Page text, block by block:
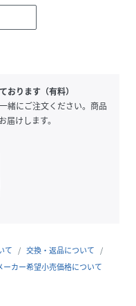
のお使いのPCの
おります（有料）
緒にご注文ください。商品
けします。
て
交換・返品について
ーカー希望小売価格について